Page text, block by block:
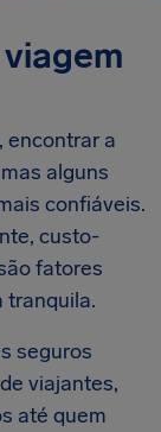
encontrar a
alguns
confiáveis.
custo-
fatores
tranquila.
seguros
viajantes,
até quem